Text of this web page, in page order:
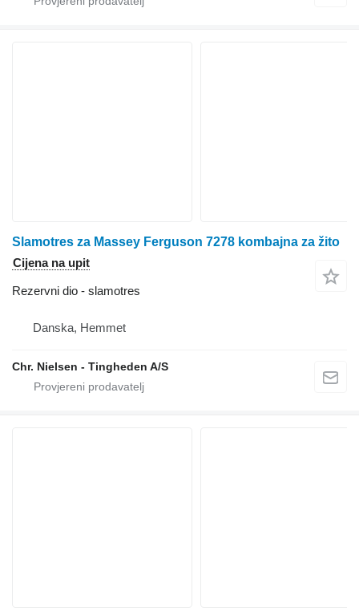
Slamotres za Massey Ferguson 7278 kombajna za žito
Cijena na upit
Rezervni dio - slamotres
Danska, Hemmet
Chr. Nielsen - Tingheden A/S